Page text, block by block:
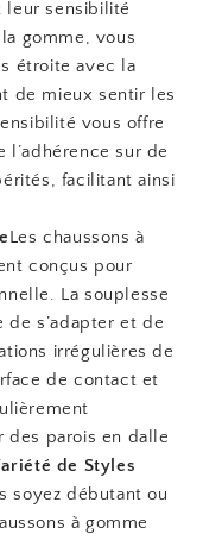
leur sensibilité
gomme, vous
étroite avec la
de mieux sentir les
vous offre
sur de
facilitant ainsi
Les chaussons à
conçus pour
La souplesse
s’adapter et de
irrégulières de
de contact et
des parois en dalle
de Styles
soyez débutant ou
à gomme